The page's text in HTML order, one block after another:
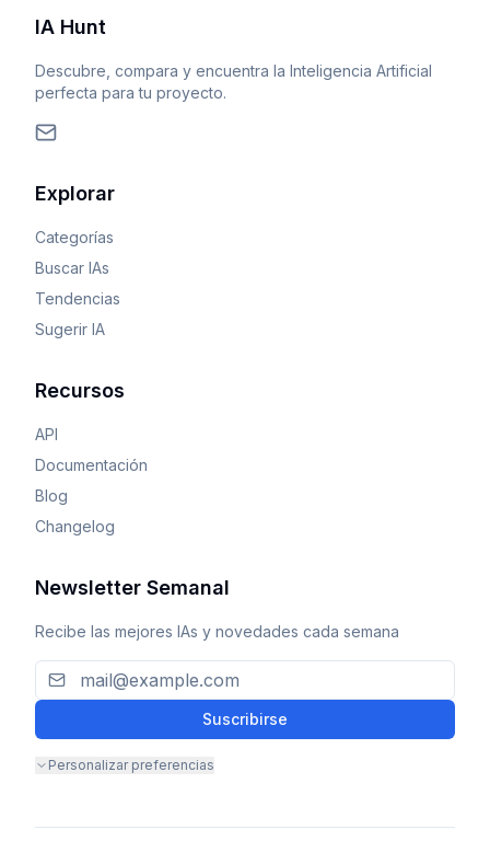
IA Hunt
Descubre, compara y encuentra la Inteligencia Artificial
perfecta para tu proyecto.
Explorar
Categorías
Buscar IAs
Tendencias
Sugerir IA
Recursos
API
Documentación
Blog
Changelog
Newsletter Semanal
Recibe las mejores IAs y novedades cada semana
Suscribirse
Personalizar preferencias